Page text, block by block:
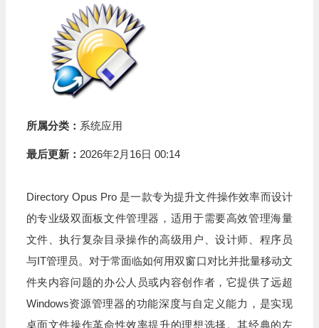
所属分类： 系统应用
最后更新： 2026年2月16日 00:14
Directory Opus Pro 是一款专为提升文件操作效率而设计
的专业级双面板文件管理器，适用于需要高效管理海量
文件、执行复杂目录操作的高级用户、设计师、程序员
与IT管理员。对于常面临如何用双窗口对比并批量移动文
件夹内容问题的办公人员或内容创作者，它提供了远超
Windows资源管理器的功能深度与自定义能力，是实现
桌面文件操作革命性效率提升的理想选择。其经典的左